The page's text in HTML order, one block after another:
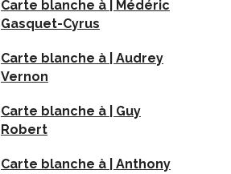
Carte blanche à | Médéric
Gasquet-Cyrus
Carte blanche à | Audrey
Vernon
Carte blanche à | Guy
Robert
Carte blanche à | Anthony